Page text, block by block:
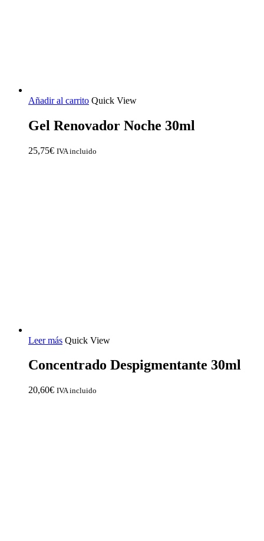
Añadir al carrito Quick View
Gel Renovador Noche 30ml
25,75€ IVA incluido
Leer más Quick View
Concentrado Despigmentante 30ml
20,60€ IVA incluido